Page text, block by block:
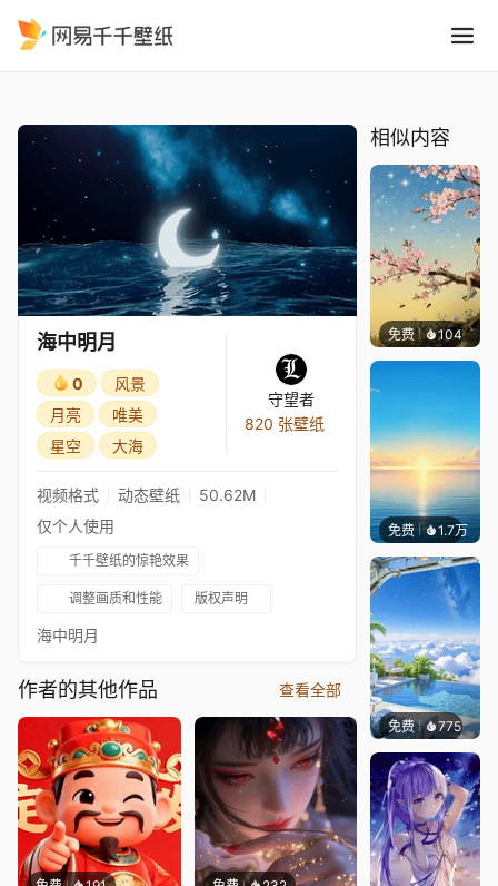
海中明月
0
风景
月亮
唯美
星空
大海
守望者
820 张壁纸
视频格式 动态壁纸
50.62M
仅个人使用
千千壁纸的惊艳效果
调整画质和性能 版权声明
海中明月
作者的其他作品 查看全部
相似内容
免费 104渔小小
免费 1.7万Ruth
免费 775豆子